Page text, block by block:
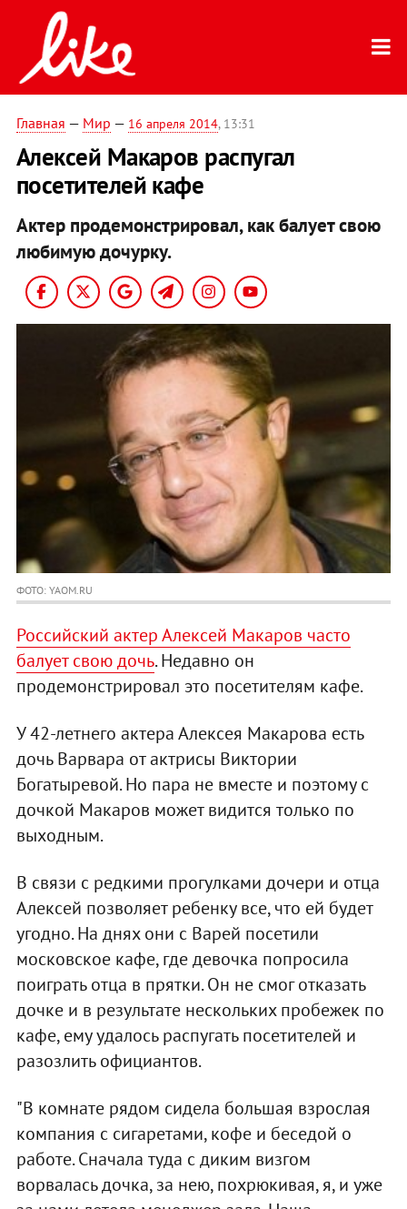
Главная — Мир — 16 апреля 2014, 13:31
Алексей Макаров распугал
посетителей кафе
Актер продемонстрировал, как балует свою
любимую дочурку.
ФОТО: YAOM.RU
Российский актер Алексей Макаров часто
балует свою дочь. Недавно он
продемонстрировал это посетителям кафе.
У 42-летнего актера Алексея Макарова есть
дочь Варвара от актрисы Виктории
Богатыревой. Но пара не вместе и поэтому с
дочкой Макаров может видится только по
выходным.
В связи с редкими прогулками дочери и отца
Алексей позволяет ребенку все, что ей будет
угодно. На днях они с Варей посетили
московское кафе, где девочка попросила
поиграть отца в прятки. Он не смог отказать
дочке и в результате нескольких пробежек по
кафе, ему удалось распугать посетителей и
разозлить официантов.
"В комнате рядом сидела большая взрослая
компания с сигаретами, кофе и беседой о
работе. Сначала туда с диким визгом
ворвалась дочка, за нею, похрюкивая, я, и уже